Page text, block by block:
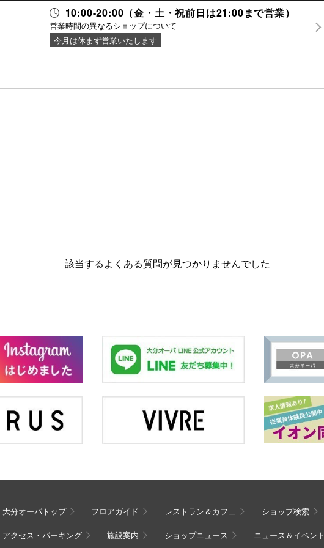
10:00-20:00（金・土・祝前日は21:00まで営業）
営業時間の異なるショップについて
今月は休まず営業いたします
イベント
該当するよくある質問が見つかりませんでした
大分オーパトップ フロアガイド レストラン＆カフェ ショップ検索
アクセス・パーキング 施設案内 ショップニュース ニュース＆イベント